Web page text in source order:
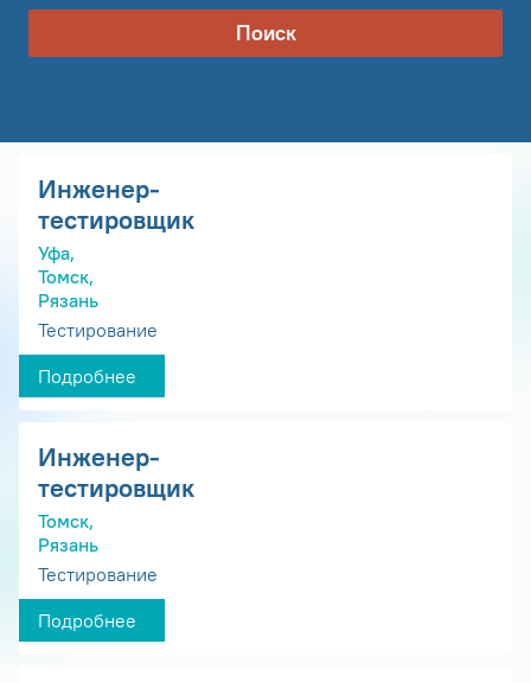
Поиск
Инженер-
тестировщик
Уфа,
Томск,
Рязань
Тестирование
Подробнее
Инженер-
тестировщик
Томск,
Рязань
Тестирование
Подробнее